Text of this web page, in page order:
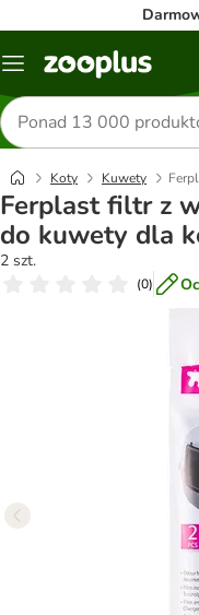
Menu
Szukaj
produktów
Koty Kuwety
Ferplast filtr z
do kuwety dla
2 szt.
(0)